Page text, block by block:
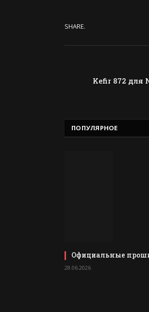
SHARE.
Kefir 872 для
ПОПУЛЯРНОЕ
Официальные
28.06.2026